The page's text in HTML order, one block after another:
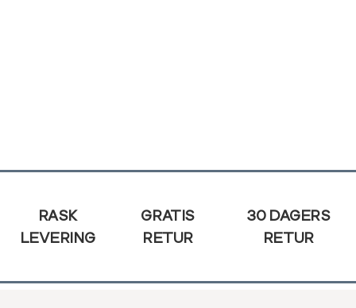
Sidebunn
RASK
LEVERING
GRATIS
RETUR
30 DAGERS
RETUR